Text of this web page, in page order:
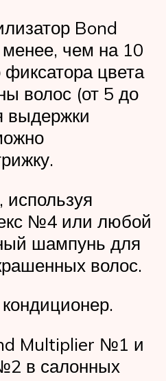
Bond
чем на 10
цвета
волос (от 5 до
выдержки
№4 или любой
шампунь для
волос.
Multiplier №1 и
в салонных